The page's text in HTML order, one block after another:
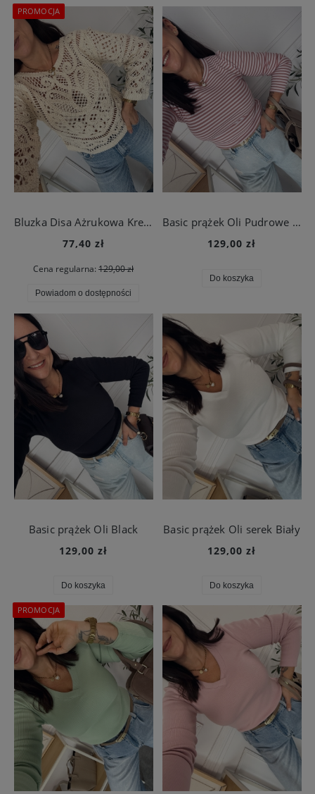
Bluzka Disa Ażrukowa Kremowa
77,40 zł
Cena regularna: 129,00 zł
Powiadom o dostępności
PROMOCJA
Basic prążek Oli Pudrowe Paseczki
129,00 zł
Do koszyka
Basic prążek Oli Black
129,00 zł
Do koszyka
Basic prążek Oli serek Biały
129,00 zł
Do koszyka
PROMOCJA